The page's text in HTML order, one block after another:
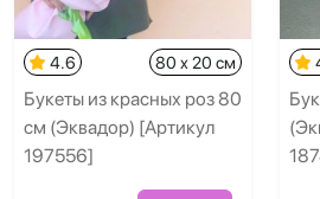
4.6 80 x 20 см
Букеты из красных роз 80
см (Эквадор) [Артикул
197556]